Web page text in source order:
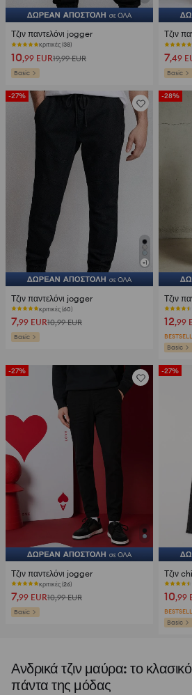
Τζιν παντελόνι jogger
κριτικές (38)
10,99 EUR19,99 EUR
Basic
Τζιν
7,49
Basic
-27%
+1
Τζιν παντελόνι jogger
κριτικές (60)
7,99 EUR10,99 EUR
Basic
-28%
Τζιν
12,99
Basic
-27%
Τζιν παντελόνι jogger
κριτικές (26)
7,99 EUR10,99 EUR
Basic
-27%
Τζιν
10,99
Basic
Ανδρικά τζιν μαύρα: το κλασικό
πάντα της μόδας